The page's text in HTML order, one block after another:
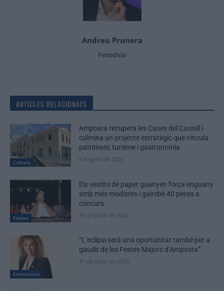
Andreu Prunera
Periodista
ARTICLES RELACIONATS
Cultura
Amposta recupera les Cases del Castell i
culmina un projecte estratègic que vincula
patrimoni, turisme i gastronomia
6 d'agost de 2026
Festes
Els vestits de paper guanyen força enguany
amb més modistes i gairebé 40 peces a
concurs
31 de juliol de 2026
Entrevistes
“L’eclipsi serà una oportunitat també per a
gaudir de les Festes Majors d’Amposta”
31 de juliol de 2026